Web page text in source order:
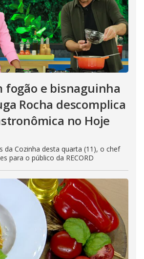
fogão e bisnaguinha
Rocha descomplica
no Hoje
da Cozinha desta quarta (11), o chef
para o público da RECORD